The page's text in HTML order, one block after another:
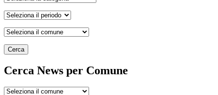
Cerca
Cerca News per Comune